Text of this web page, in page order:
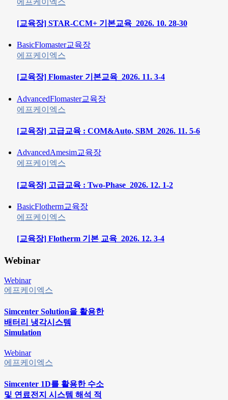
[교육장] STAR-CCM+ 기본교육_2026. 10. 28-30
BasicFlomaster교육장
에프케이엑스
[교육장] Flomaster 기본교육_2026. 11. 3-4
AdvancedFlomaster교육장
에프케이엑스
[교육장] 고급교육 : COM&Auto, SBM_2026. 11. 5-6
AdvancedAmesim교육장
에프케이엑스
[교육장] 고급교육 : Two-Phase_2026. 12. 1-2
BasicFlotherm교육장
에프케이엑스
[교육장] Flotherm 기본 교육_2026. 12. 3-4
Webinar
Webinar
에프케이엑스
Simcenter Solution을 활용한
배터리 냉각시스템
Simulation
Webinar
에프케이엑스
Simcenter 1D를 활용한 수소
및 연료전지 시스템 해석 적